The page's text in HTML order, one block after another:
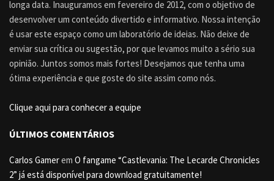
longa data. Inauguramos em fevereiro de 2012, com o objetivo de
desenvolver um conteúdo divertido e informativo. Nossa intenção
é usar este espaço como um laboratório de ideias. Não deixe de
enviar sua crítica ou sugestão, por que levamos muito a sério sua
opinião. Juntos somos mais fortes! Desejamos que tenha uma
ótima experiência e que goste do site assim como nós.
Clique aqui para conhecer a equipe
ÚLTIMOS COMENTÁRIOS
Carlos Gamerem O fangame “Castlevania: The Lecarde Chronicles
2” já está disponível para download gratuitamente!